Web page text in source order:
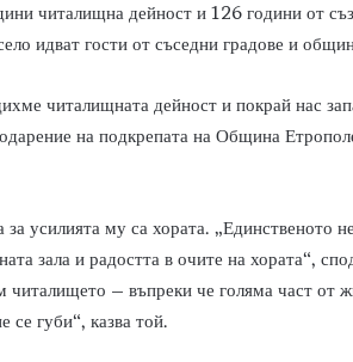
читалищна дейност и 126 години от
идват гости от съседни градове и
читалищната дейност и покрай нас
на подкрепата на Община
за усилията му са хората. „Единственото
зала и радостта в очите на хората“,
читалището – въпреки че голяма част от
се губи“, казва той.